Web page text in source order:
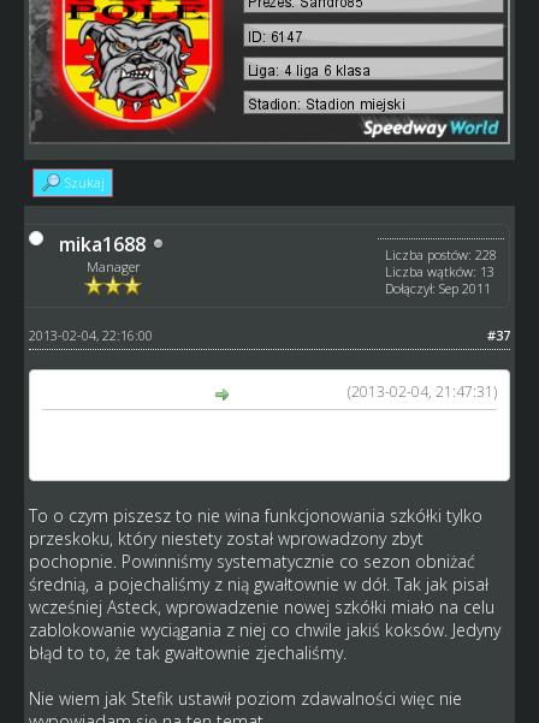
Szukaj
mika1688
Manager
Liczba postów: 228
Liczba wątków: 13
Dołączył: Sep 2011
#37
2013-02-04, 22:16:00
(2013-02-04, 21:47:31)
To o czym piszesz to nie wina funkcjonowania szkółki tylko
przeskoku, który niestety został wprowadzony zbyt
pochopnie. Powinniśmy systematycznie co sezon obniżać
średnią, a pojechaliśmy z nią gwałtownie w dół. Tak jak pisał
wcześniej Asteck, wprowadzenie nowej szkółki miało na celu
zablokowanie wyciągania z niej co chwile jakiś koksów. Jedyny
błąd to to, że tak gwałtownie zjechaliśmy.
Nie wiem jak Stefik ustawił poziom zdawalności więc nie